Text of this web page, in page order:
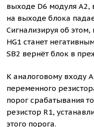
выходе D6 модуля A2,
на выходе блока
Сигнализируя об
HG1 станет
SB2 вернёт блок в
К аналоговому входу
переменного
порог срабатывания
резистор R1,
этого порога.